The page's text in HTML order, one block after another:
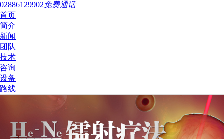
02886129902免费通话
首页
简介
新闻
团队
技术
咨询
设备
路线